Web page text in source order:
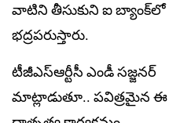
వాటిని తీసుకుని ఐ బ్యాంక్‌లో
భ‌ద్ర‌ప‌రుస్తారు.
టీజీఎస్ఆర్టీసీ ఎండీ స‌జ్జ‌న‌ర్
మాట్లాడుతూ.. పవిత్రమైన ఈ